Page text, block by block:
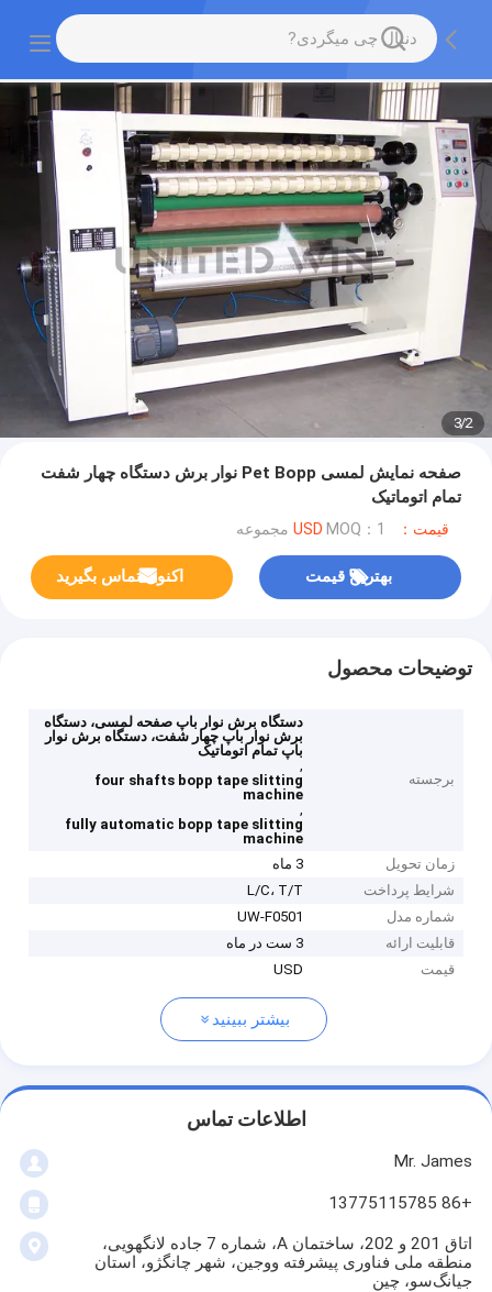
2
/
3
صفحه نمایش لمسی Pet Bopp نوار برش دستگاه چهار شفت
تمام اتوماتیک
قیمت：USD MOQ：1 مجموعه
بهترین قیمت اکنون تماس بگیرید
توضیحات محصول
برجسته
دستگاه برش نوار باپ صفحه لمسی، دستگاه
برش نوار باپ چهار شفت، دستگاه برش نوار
باپ تمام اتوماتیک
,
four shafts bopp tape slitting
machine
,
fully automatic bopp tape slitting
machine
زمان تحویل
3 ماه
شرایط پرداخت
L/C، T/T
شماره مدل
UW-F0501
قابلیت ارائه
3 ست در ماه
قیمت
USD
بیشتر ببینید
اطلاعات تماس
Mr. James
+86 13775115785
اتاق 201 و 202، ساختمان A، شماره 7 جاده لانگهویی،
منطقه ملی فناوری پیشرفته ووجین، شهر چانگژو، استان
جیانگ‌سو، چین